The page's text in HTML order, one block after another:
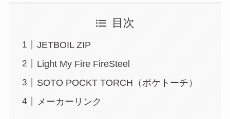
目次
JETBOIL ZIP
Light My Fire FireSteel
SOTO POCKT TORCH（ポケトーチ）
メーカーリンク